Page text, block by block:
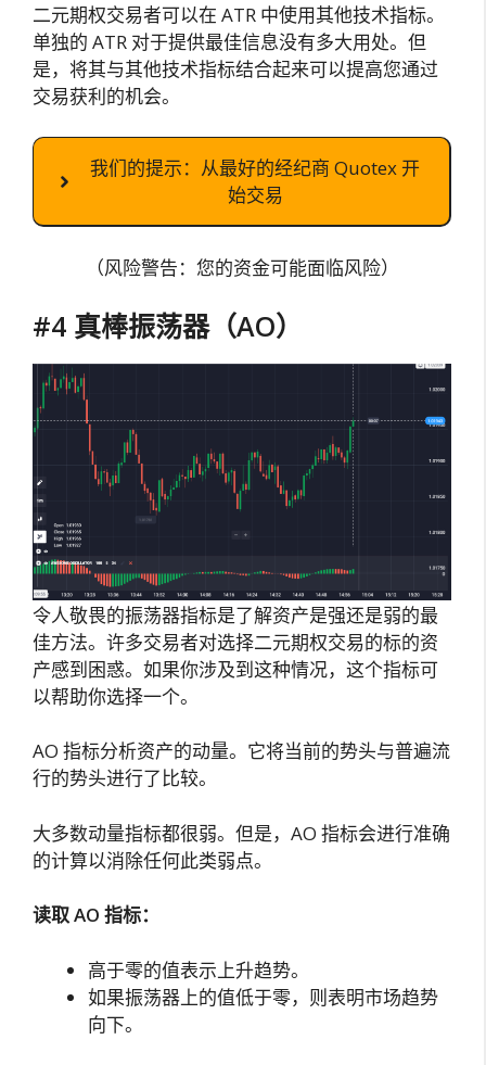
二元期权交易者可以在 ATR 中使用其他技术指标。
单独的 ATR 对于提供最佳信息没有多大用处。但
是，将其与其他技术指标结合起来可以提高您通过
交易获利的机会。
我们的提示：从最好的经纪商 Quotex 开
始交易
（风险警告：您的资金可能面临风险）
#4 真棒振荡器（AO）
令人敬畏的振荡器指标是了解资产是强还是弱的最
佳方法。许多交易者对选择二元期权交易的标的资
产感到困惑。如果你涉及到这种情况，这个指标可
以帮助你选择一个。
AO 指标分析资产的动量。它将当前的势头与普遍流
行的势头进行了比较。
大多数动量指标都很弱。但是，AO 指标会进行准确
的计算以消除任何此类弱点。
读取 AO 指标：
高于零的值表示上升趋势。
如果振荡器上的值低于零，则表明市场趋势
向下。